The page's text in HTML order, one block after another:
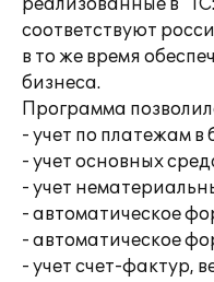
реализованные в
соответствуют
в то же время
бизнеса.
Программа
- учет по платежам в
- учет основных
- учет
- автоматическое
- автоматическое
- учет счет-фактур,